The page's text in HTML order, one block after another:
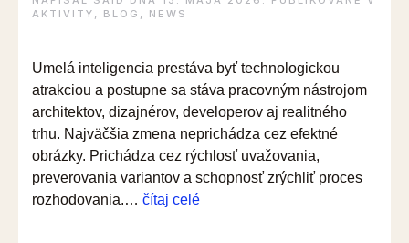
AKTIVITY , BLOG , NEWS
Umelá inteligencia prestáva byť technologickou
atrakciou a postupne sa stáva pracovným nástrojom
architektov, dizajnérov, developerov aj realitného
trhu. Najväčšia zmena neprichádza cez efektné
obrázky. Prichádza cez rýchlosť uvažovania,
preverovania variantov a schopnosť zrýchliť proces
rozhodovania.… čítaj celé“Čas